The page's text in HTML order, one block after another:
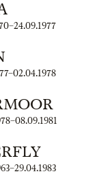
–24.09.1977
–02.04.1978
–08.09.1981
–29.04.1983